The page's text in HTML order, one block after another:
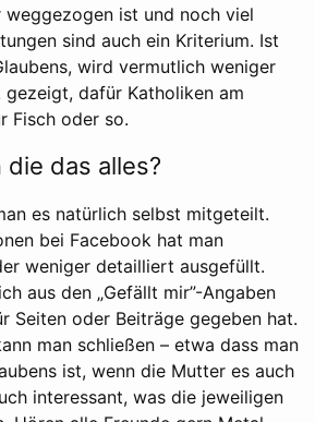
weggezogen ist und noch viel
sind auch ein Kriterium. Ist
wird vermutlich weniger
gezeigt, dafür Katholiken am
Fisch oder so.
das alles?
es natürlich selbst mitgeteilt.
bei Facebook hat man
weniger detailliert ausgefüllt.
aus den „Gefällt mir”-Angaben
Seiten oder Beiträge gegeben hat.
man schließen – etwa dass man
ist, wenn die Mutter es auch
interessant, was die jeweiligen